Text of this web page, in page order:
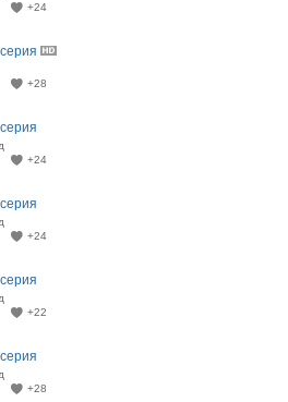
+24
+28
+24
+24
+22
+28